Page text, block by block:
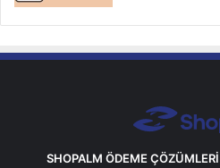
SHOPALM ÖDEME